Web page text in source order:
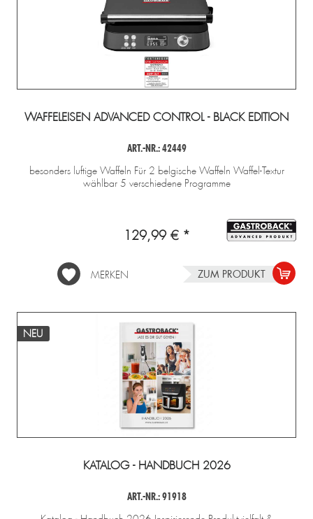
WAFFELEISEN ADVANCED CONTROL - BLACK EDITION
ART.-NR.: 42449
besonders luftige Waffeln Für 2 belgische Waffeln Waffel-Textur
wählbar 5 verschiedene Programme
129,99 € *
MERKEN ZUM PRODUKT
NEU
KATALOG - HANDBUCH 2026
ART.-NR.: 91918